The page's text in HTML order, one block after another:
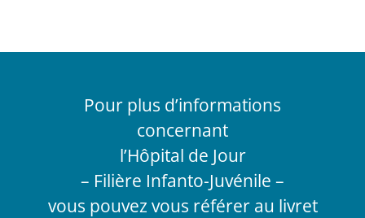
Pour plus d’informations
concernant
l’Hôpital de Jour
– Filière Infanto-Juvénile –
vous pouvez vous référer au livret